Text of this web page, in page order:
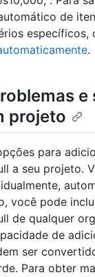
de
específicos,
.
e
projeto
para
a seu projeto.
você pode
de qualquer
de
ser
Para obter